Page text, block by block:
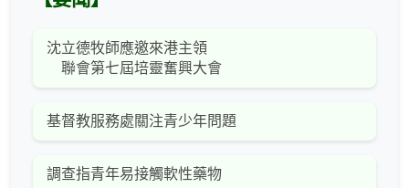
沈立德牧師應邀來港主領
聯會第七屆培靈奮興大會
基督教服務處關注青少年問題
調查指青年易接觸軟性藥物